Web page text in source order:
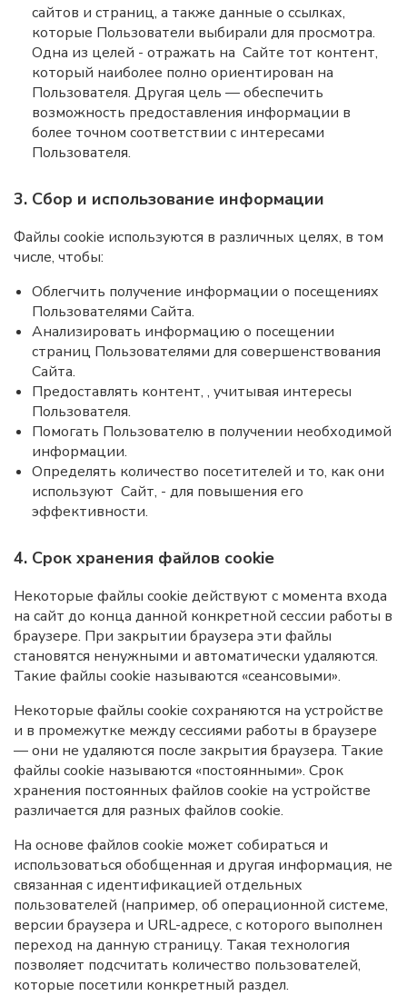
сайтов и страниц, а также данные о ссылках,
которые Пользователи выбирали для просмотра.
Одна из целей - отражать на Сайте тот контент,
который наиболее полно ориентирован на
Пользователя. Другая цель — обеспечить
возможность предоставления информации в
более точном соответствии с интересами
Пользователя.
3. Сбор и использование информации
Файлы cookie используются в различных целях, в том
числе, чтобы:
Облегчить получение информации о посещениях
Пользователями Сайта.
Анализировать информацию о посещении
страниц Пользователями для совершенствования
Сайта.
Предоставлять контент, , учитывая интересы
Пользователя.
Помогать Пользователю в получении необходимой
информации.
Определять количество посетителей и то, как они
используют Сайт, - для повышения его
эффективности.
4. Срок хранения файлов cookie
Некоторые файлы cookie действуют с момента входа
на сайт до конца данной конкретной сессии работы в
браузере. При закрытии браузера эти файлы
становятся ненужными и автоматически удаляются.
Такие файлы cookie называются «сеансовыми».
Некоторые файлы cookie сохраняются на устройстве
и в промежутке между сессиями работы в браузере
— они не удаляются после закрытия браузера. Такие
файлы cookie называются «постоянными». Срок
хранения постоянных файлов cookie на устройстве
различается для разных файлов cookie.
На основе файлов cookie может собираться и
использоваться обобщенная и другая информация, не
связанная с идентификацией отдельных
пользователей (например, об операционной системе,
версии браузера и URL-адресе, с которого выполнен
переход на данную страницу. Такая технология
позволяет подсчитать количество пользователей,
которые посетили конкретный раздел.